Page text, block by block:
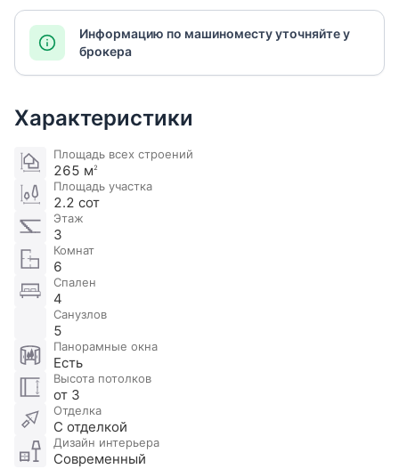
Информацию по машиноместу уточняйте у
брокера
Характеристики
Площадь всех строений
265 м2
Площадь участка
2.2 сот
Этаж
3
Комнат
6
Спален
4
Санузлов
5
Панорамные окна
Есть
Высота потолков
от 3
Отделка
С отделкой
Дизайн интерьера
Современный